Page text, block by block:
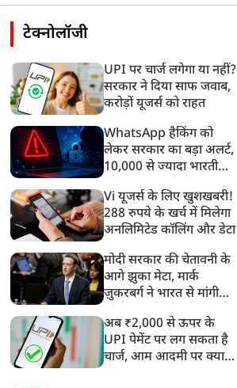
टेक्नोलॉजी
UPI पर चार्ज लगेगा या नहीं?
सरकार ने दिया साफ जवाब,
करोड़ों यूजर्स को राहत
WhatsApp हैकिंग को
लेकर सरकार का बड़ा अलर्ट,
10,000 से ज्यादा भारतीयों
गया
Vi यूजर्स के लिए खुशखबरी!
288 रुपये के खर्च में मिलेगा
अनलिमिटेड कॉलिंग और डेटा
मोदी सरकार की चेतावनी के
आगे झुका मेटा, मार्क
ज़ुकरबर्ग ने भारत से मांगी
अब ₹2,000 से ऊपर के
UPI पेमेंट पर लग सकता है
चार्ज, आम आदमी पर क्या